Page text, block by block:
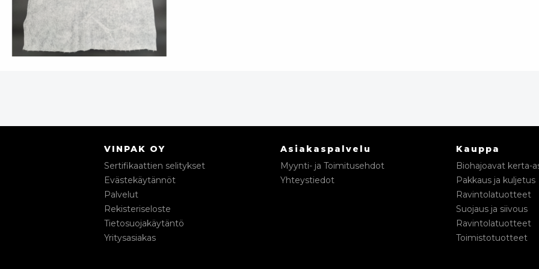
VINPAK OY
Sertifikaattien selitykset
Evästekäytännöt
Palvelut
Rekisteriseloste
Tietosuojakäytäntö
Yritysasiakas
Asiakaspalvelu
Myynti- ja Toimitusehdot
Yhteystiedot
Kauppa
Biohajoavat kerta-
Pakkaus ja kuljetus
Ravintolatuotteet
Suojaus ja siivous
Ravintolatuotteet
Toimistotuotteet